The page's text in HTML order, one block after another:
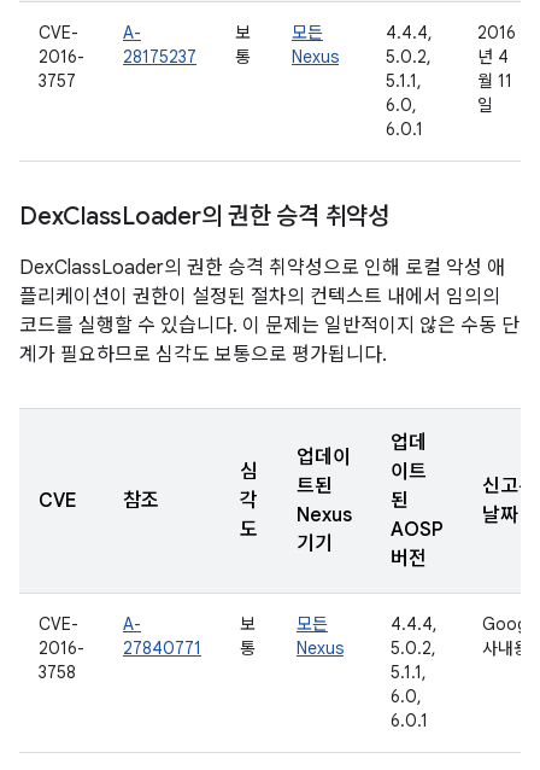
CVE-
2016-
3757
A-
28175237
보
통
모든
Nexus
4.4.4,
5.0.2,
5.1.1,
6.0,
6.0.1
2016
년 4
월 11
일
DexClassLoader의 권한 승격 취약성
DexClassLoader의 권한 승격 취약성으로 인해 로컬 악성 애
플리케이션이 권한이 설정된 절차의 컨텍스트 내에서 임의의
코드를 실행할 수 있습니다. 이 문제는 일반적이지 않은 수동 단
계가 필요하므로 심각도 보통으로 평가됩니다.
CVE 참조
심
각
도
업데이
트된
Nexus
기기
업데
이트
된
AOSP
버전
신고된
날짜
CVE-
2016-
3758
A-
27840771
보
통
모든
Nexus
4.4.4,
5.0.2,
5.1.1,
6.0,
6.0.1
Google
사내용